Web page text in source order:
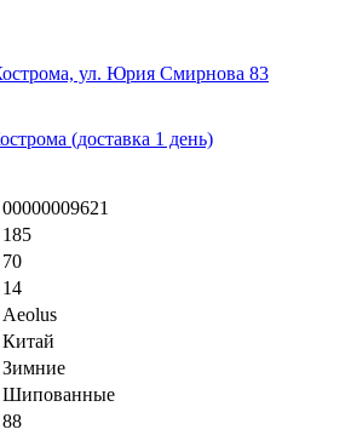
ул. Юрия Смирнова 83
(доставка 1 день)
00000009621
185
70
14
Aeolus
Китай
Зимние
Шипованные
88